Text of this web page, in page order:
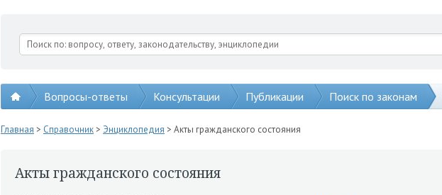
Вопросы-ответы Консультации Публикации Поиск по законам
Главная > Справочник> Энциклопедия > Акты гражданского состояния
Акты гражданского состояния